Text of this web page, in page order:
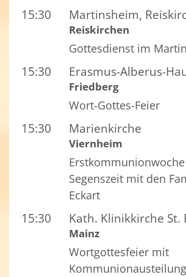
15:30 Martinsheim,
Reiskirchen
Gottesdienst im
15:30 Erasmus-Alberus-
Friedberg
Wort-Gottes-Feier
15:30 Marienkirche
Viernheim
Erstkommunionwoche
Segenszeit mit den
Eckart
15:30 Kath. Klinikkirche St.
Mainz
Wortgottesfeier mit
Kommunionausteilung